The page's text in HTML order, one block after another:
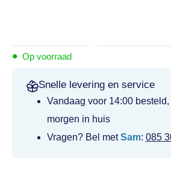
• Op voorraad
Snelle levering en service
Vandaag voor 14:00 besteld,
morgen in huis
Vragen? Bel metSam: 085